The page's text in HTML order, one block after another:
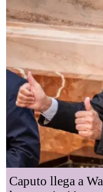
Caputo llega a